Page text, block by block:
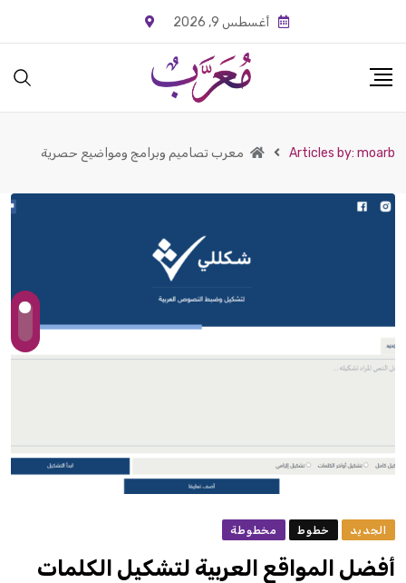
أغسطس 9, 2026
Articles by: moarb معرب تصاميم وبرامج ومواضيع حصرية
الجديد خطوط مخطوطة
أفضل المواقع العربية لتشكيل الكلمات